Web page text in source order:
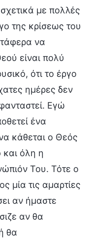
με πολλές
της κρίσεως του
να
είναι πολύ
ότι το έργο
ημέρες δεν
Εγώ
ένα
κάθεται ο Θεός
όλη η
Του. Τότε ο
μία τις αμαρτίες
αν ήμαστε
αν θα
θα